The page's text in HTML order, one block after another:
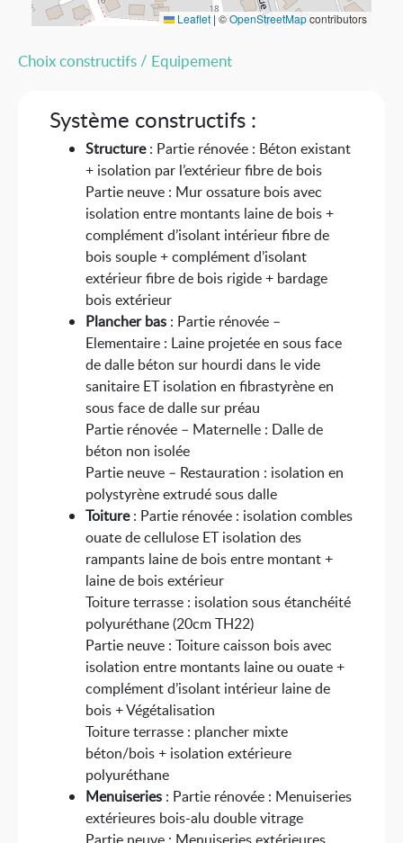
Leaflet | ©OpenStreetMapcontributors
Choix constructifs / Equipement
Système constructifs :
Structure: Partie rénovée : Béton existant
+ isolation par l’extérieur fibre de bois
Partie neuve : Mur ossature bois avec
isolation entre montants laine de bois +
complément d’isolant intérieur fibre de
bois souple + complément d’isolant
extérieur fibre de bois rigide + bardage
bois extérieur
Plancher bas : Partie rénovée –
Elementaire : Laine projetée en sous face
de dalle béton sur hourdi dans le vide
sanitaire ET isolation en fibrastyrène en
sous face de dalle sur préau
Partie rénovée – Maternelle : Dalle de
béton non isolée
Partie neuve – Restauration : isolation en
polystyrène extrudé sous dalle
Toiture: Partie rénovée : isolation combles
ouate de cellulose ET isolation des
rampants laine de bois entre montant +
laine de bois extérieur
Toiture terrasse : isolation sous étanchéité
polyuréthane (20cm TH22)
Partie neuve : Toiture caisson bois avec
isolation entre montants laine ou ouate +
complément d’isolant intérieur laine de
bois + Végétalisation
Toiture terrasse : plancher mixte
béton/bois + isolation extérieure
polyuréthane
Menuiseries : Partie rénovée : Menuiseries
extérieures bois-alu double vitrage